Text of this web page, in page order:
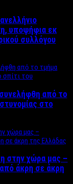
υποψήφια εκ
συλλόγου
από το
στο
στην χώρα μας –
άκρη σε άκρη